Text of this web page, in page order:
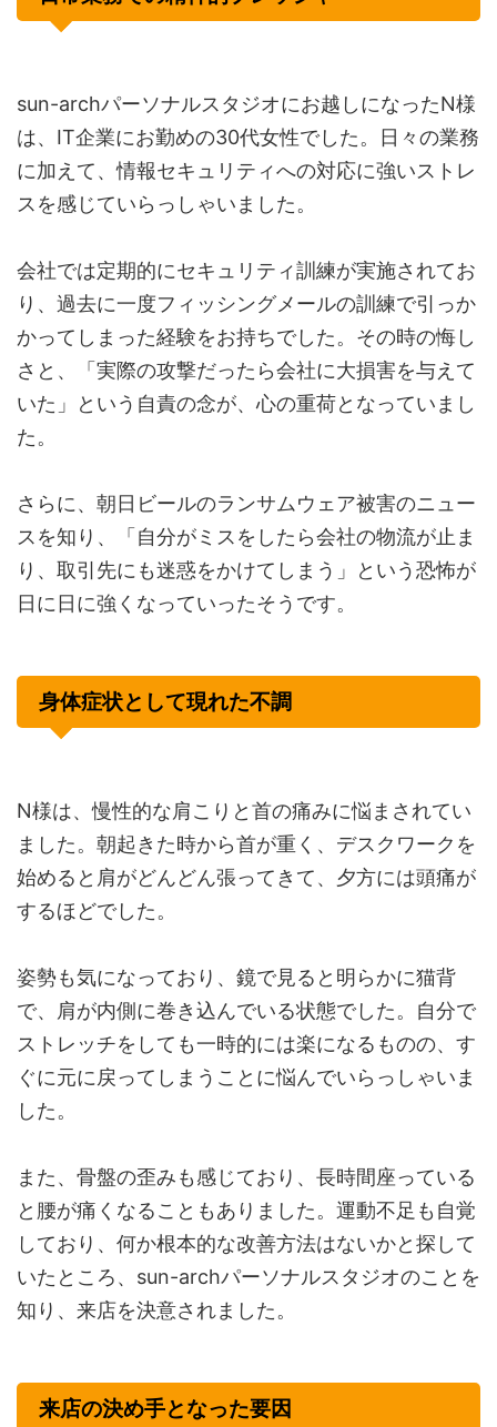
sun-archパーソナルスタジオにお越しになったN様
は、IT企業にお勤めの30代女性でした。日々の業務
に加えて、情報セキュリティへの対応に強いストレ
スを感じていらっしゃいました。
会社では定期的にセキュリティ訓練が実施されてお
り、過去に一度フィッシングメールの訓練で引っか
かってしまった経験をお持ちでした。その時の悔し
さと、「実際の攻撃だったら会社に大損害を与えて
いた」という自責の念が、心の重荷となっていまし
た。
さらに、朝日ビールのランサムウェア被害のニュー
スを知り、「自分がミスをしたら会社の物流が止ま
り、取引先にも迷惑をかけてしまう」という恐怖が
日に日に強くなっていったそうです。
身体症状として現れた不調
N様は、慢性的な肩こりと首の痛みに悩まされてい
ました。朝起きた時から首が重く、デスクワークを
始めると肩がどんどん張ってきて、夕方には頭痛が
するほどでした。
姿勢も気になっており、鏡で見ると明らかに猫背
で、肩が内側に巻き込んでいる状態でした。自分で
ストレッチをしても一時的には楽になるものの、す
ぐに元に戻ってしまうことに悩んでいらっしゃいま
した。
また、骨盤の歪みも感じており、長時間座っている
と腰が痛くなることもありました。運動不足も自覚
しており、何か根本的な改善方法はないかと探して
いたところ、sun-archパーソナルスタジオのことを
知り、来店を決意されました。
来店の決め手となった要因